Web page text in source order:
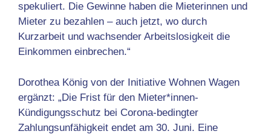
spekuliert. Die Gewinne haben die Mieterinnen und
Mieter zu bezahlen – auch jetzt, wo durch
Kurzarbeit und wachsender Arbeitslosigkeit die
Einkommen einbrechen.“
Dorothea König von der Initiative Wohnen Wagen
ergänzt: „Die Frist für den Mieter*innen-
Kündigungsschutz bei Corona-bedingter
Zahlungsunfähigkeit endet am 30. Juni. Eine